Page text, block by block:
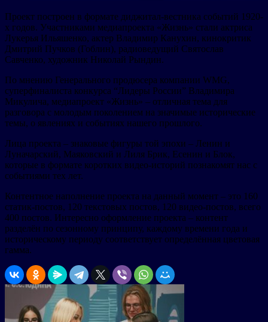
Проект построен в формате диджитал-вестника событий 1920-
х годов. Участниками медиапроекта «Жизнь» стали актриса
Лукерья Ильяшенко, актер Владимир Канухин, кинокритик
Дмитрий Пучков (Гоблин), радиоведущий Святослав
Савченко, художник Николай Рындин.
По мнению Генерального продюсера компании WMG,
суперфиналиста конкурса “Лидеры России” Владимира
Микулича, медиапроект «Жизнь» – отличная тема для
разговора с молодым поколением на значимые исторические
темы, о явлениях и событиях нашего прошлого.
Лица проекта – знаковые фигуры той эпохи – Ленин и
Луначарский, Маяковский и Лиля Брик, Есенин и Блок,
которые в формате коротких видео-историй познакомят нас с
событиями тех лет.
Контентное наполнение проекта на данный момент – это 160
статик-постов, 120 текстовых постов, 120 видео-постов, всего
400 постов. Интересно оформление проекта – контент
разделён по сезонному принципу, каждому времени года и
историческому периоду соответствует определённая цветовая
гамма.